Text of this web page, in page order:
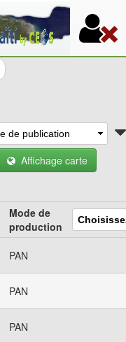
Affichage carte
Mode de
production
PAN
PAN
PAN